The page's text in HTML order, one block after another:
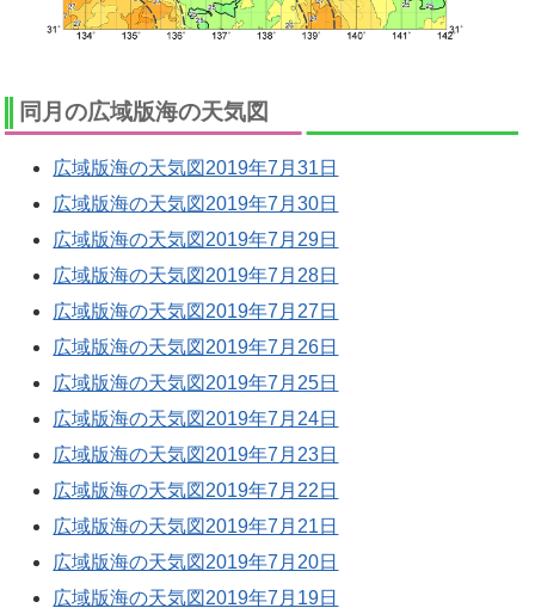
同月の広域版海の天気図
広域版海の天気図2019年7月31日
広域版海の天気図2019年7月30日
広域版海の天気図2019年7月29日
広域版海の天気図2019年7月28日
広域版海の天気図2019年7月27日
広域版海の天気図2019年7月26日
広域版海の天気図2019年7月25日
広域版海の天気図2019年7月24日
広域版海の天気図2019年7月23日
広域版海の天気図2019年7月22日
広域版海の天気図2019年7月21日
広域版海の天気図2019年7月20日
広域版海の天気図2019年7月19日